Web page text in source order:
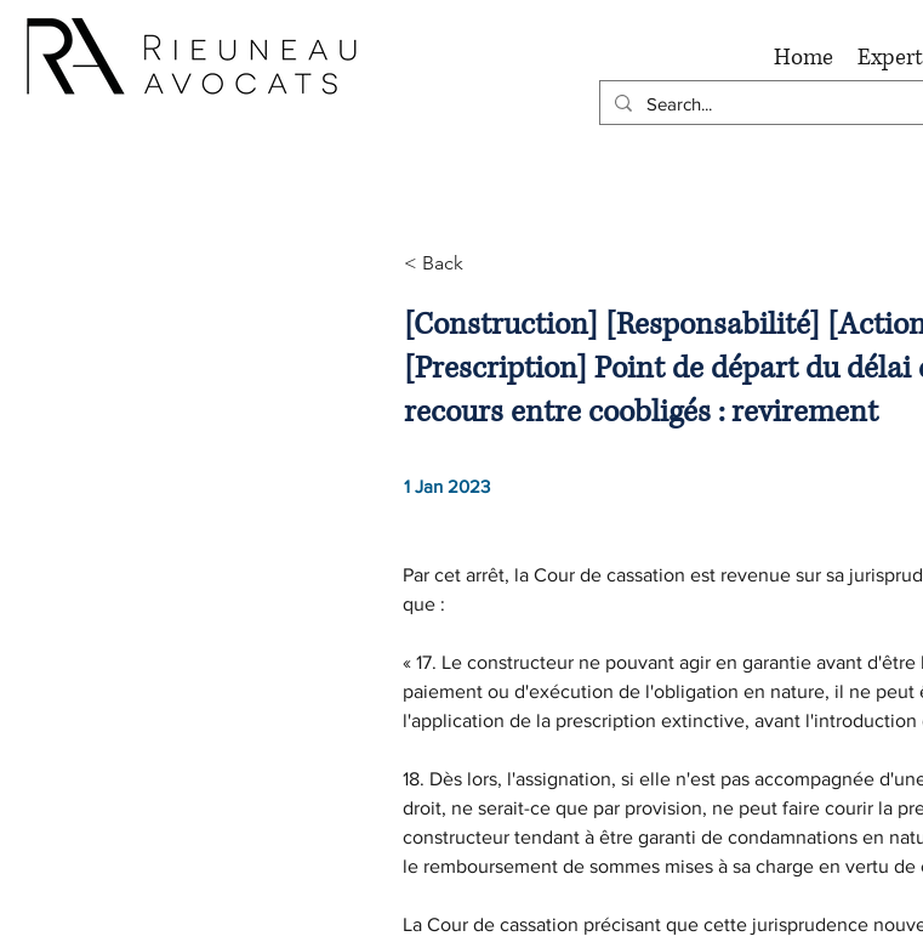
Home
< Back
[Construction] [Responsabilité]
[Prescription] Point de départ du
recours entre coobligés : revirement
1 Jan 2023
Par cet arrêt, la Cour de cassation est revenue sur sa
que :
« 17. Le constructeur ne pouvant agir en garantie avant
paiement ou d'exécution de l'obligation en nature, il ne
l'application de la prescription extinctive, avant l'introduction
18. Dès lors, l'assignation, si elle n'est pas accompagnée
droit, ne serait-ce que par provision, ne peut faire courir la
constructeur tendant à être garanti de condamnations en
le remboursement de sommes mises à sa charge en vertu
La Cour de cassation précisant que cette jurisprudence